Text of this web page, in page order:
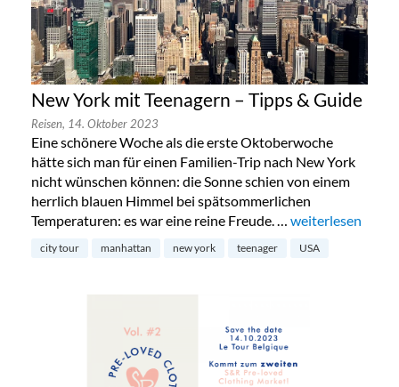
New York mit Teenagern – Tipps & Guide
Reisen, 14. Oktober 2023
Eine schönere Woche als die erste Oktoberwoche
hätte sich man für einen Familien-Trip nach New York
nicht wünschen können: die Sonne schien von einem
herrlich blauen Himmel bei spätsommerlichen
Temperaturen: es war eine reine Freude. … „New York mit
weiterlesen
city tour manhattan new york teenager USA